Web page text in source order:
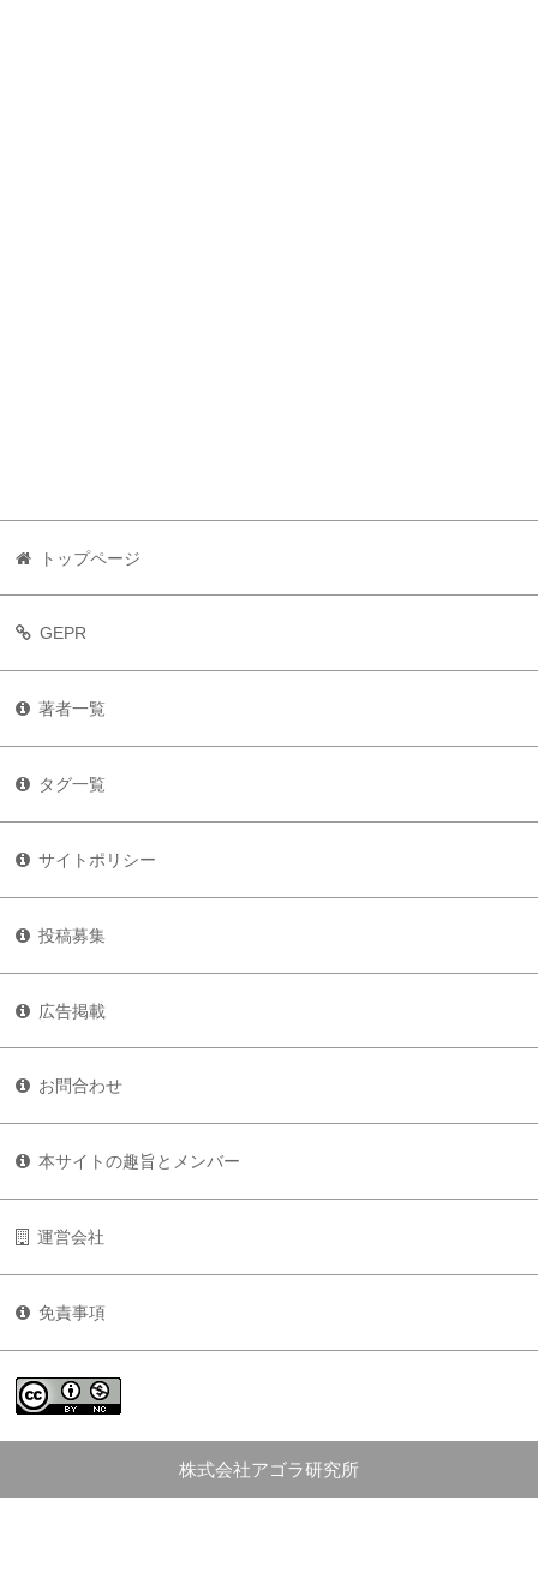
トップページ
GEPR
著者一覧
タグ一覧
サイトポリシー
投稿募集
広告掲載
お問合わせ
本サイトの趣旨とメンバー
運営会社
免責事項
株式会社アゴラ研究所